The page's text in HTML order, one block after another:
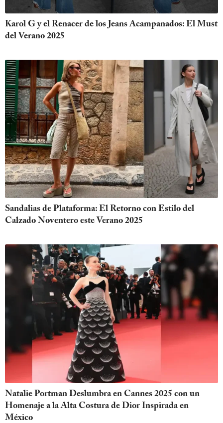
Karol G y el Renacer de los Jeans Acampanados: El Must
del Verano 2025
Sandalias de Plataforma: El Retorno con Estilo del
Calzado Noventero este Verano 2025
Natalie Portman Deslumbra en Cannes 2025 con un
Homenaje a la Alta Costura de Dior Inspirada en
México